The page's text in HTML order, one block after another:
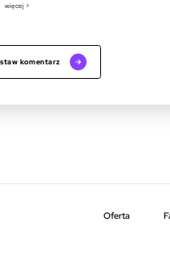
więcej >
komentarz
Oferta